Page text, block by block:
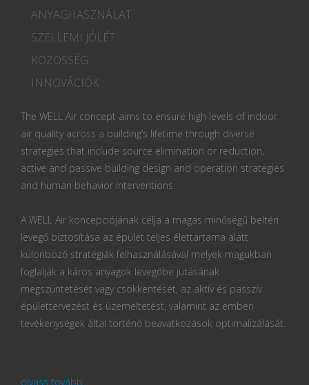
ANYAGHASZNÁLAT
SZELLEMI JÓLÉT
KÖZÖSSÉG
INNOVÁCIÓK
The WELL Air concept aims to ensure high levels of indoor
air quality across a building’s lifetime through diverse
strategies that include source elimination or reduction,
active and passive building design and operation strategies
and human behavior interventions.
A WELL Air koncepciójának célja a magas minőségű beltéri
levegő biztosítása az épület teljes élettartama alatt
különböző stratégiák felhasználásával melyek magukban
foglalják a káros anyagok levegőbe jutásának
megszüntetését vagy csökkentését, az aktív és passzív
épülettervezést és üzemeltetést, valamint az emberi
tevékenységek által történő beavatkozások optimalizálását.
olvass tovább...